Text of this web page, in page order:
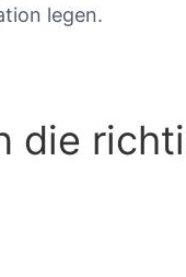
legen.
die